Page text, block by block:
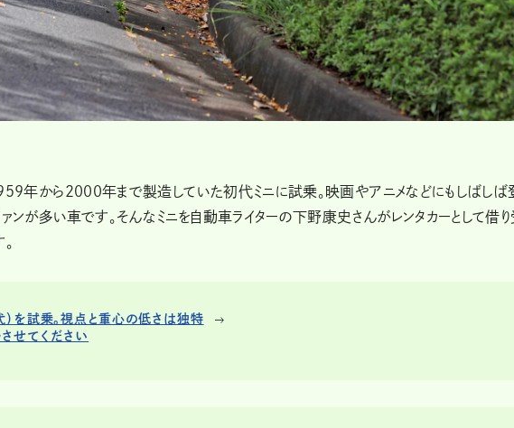
年から2000年まで製造していた初代ミニに試乗。映画やアニメなどにもしばしば
ァンが多い車です。そんなミニを自動車ライターの下野康史さんがレンタカーとして借
）を試乗。視点と重心の低さは独特
せてください